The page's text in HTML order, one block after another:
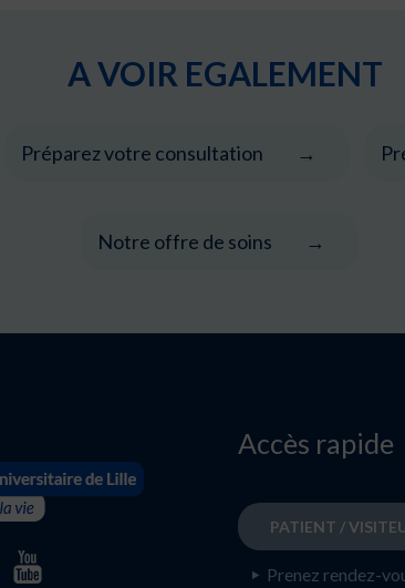
A VOIR EGALEMENT
Préparez votre consultation
Notre offre de soins
Accès rapide
PATIENT /
Prenez rendez-